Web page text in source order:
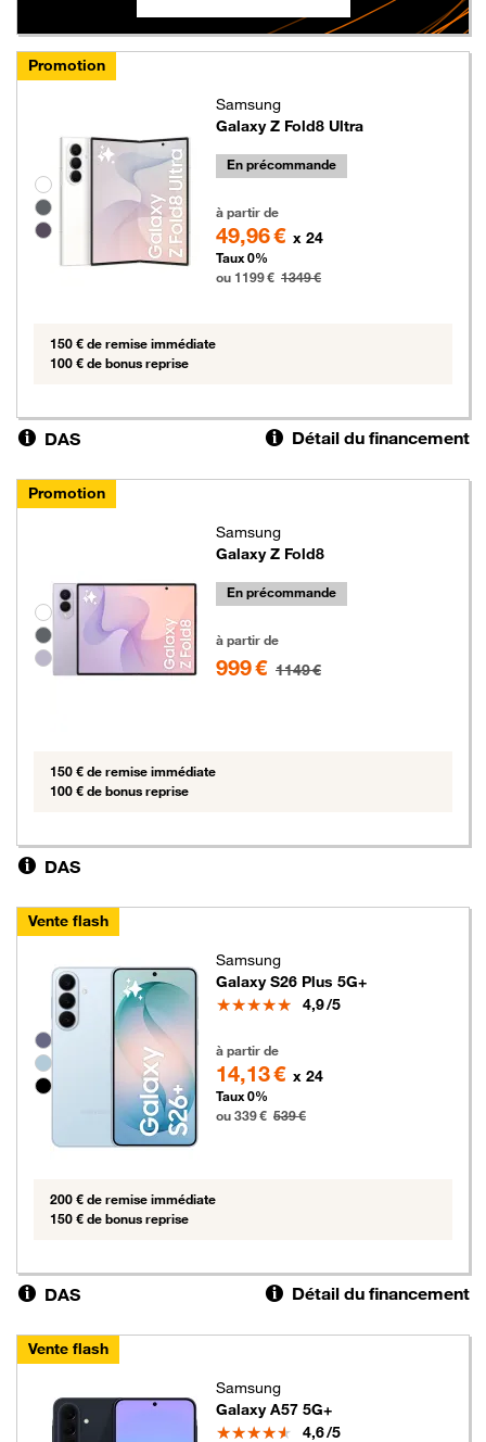
Promotion
Groupe de couleurs disponibles non sélectionnables
Samsung
Galaxy Z Fold8 Ultra
En précommande
à partir de
49,96 € x 24
Taux 0%
ou 1199 € 1349 €
150 € de remise immédiate
100 € de bonus reprise
DAS Détail du financement
Promotion
Groupe de couleurs disponibles non sélectionnables
Samsung
Galaxy Z Fold8
En précommande
à partir de
999 € 1149 €
150 € de remise immédiate
100 € de bonus reprise
DAS
Vente flash
Groupe de couleurs disponibles non sélectionnables
Samsung
Galaxy S26 Plus 5G+
Note
4,9/5
à partir de
14,13 € x 24
Taux 0%
ou 339 € 539 €
200 € de remise immédiate
150 € de bonus reprise
DAS Détail du financement
Vente flash
Samsung
Galaxy A57 5G+
Note
4,6/5